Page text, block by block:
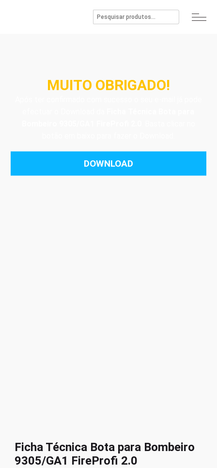
MUITO OBRIGADO!
DOWNLOAD
Ficha Técnica Bota para Bombeiro
9305/GA1 FireProfi 2.0